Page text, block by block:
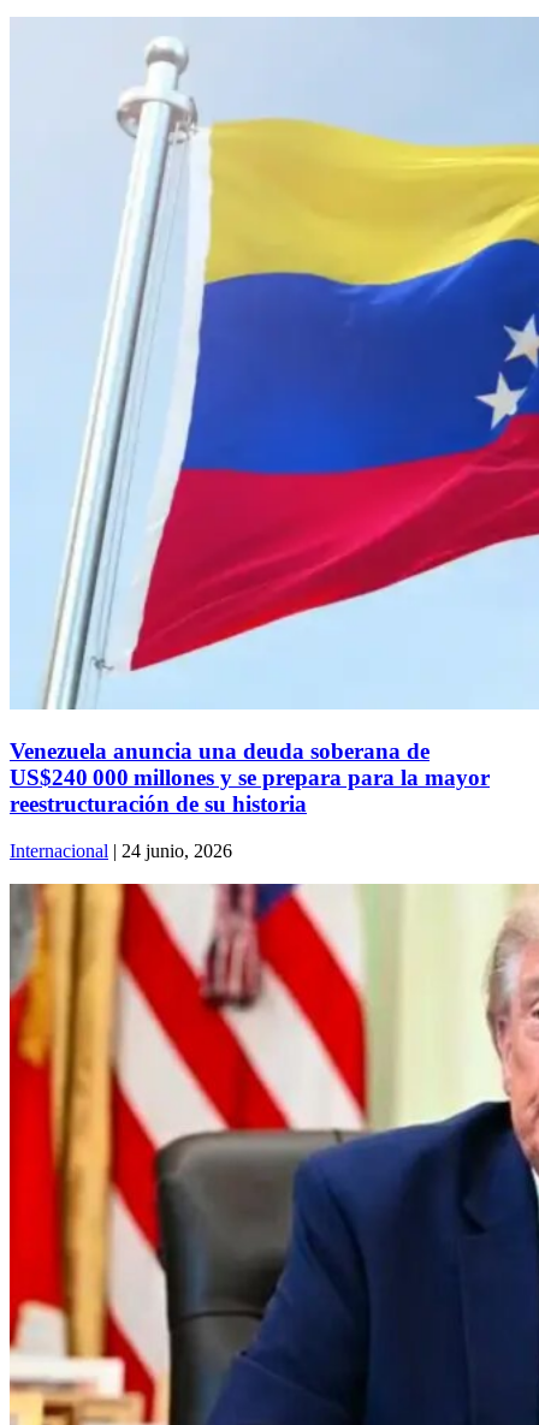
Venezuela anuncia una deuda soberana de
US$240 000 millones y se prepara para la mayor
reestructuración de su historia
Internacional | 24 junio, 2026